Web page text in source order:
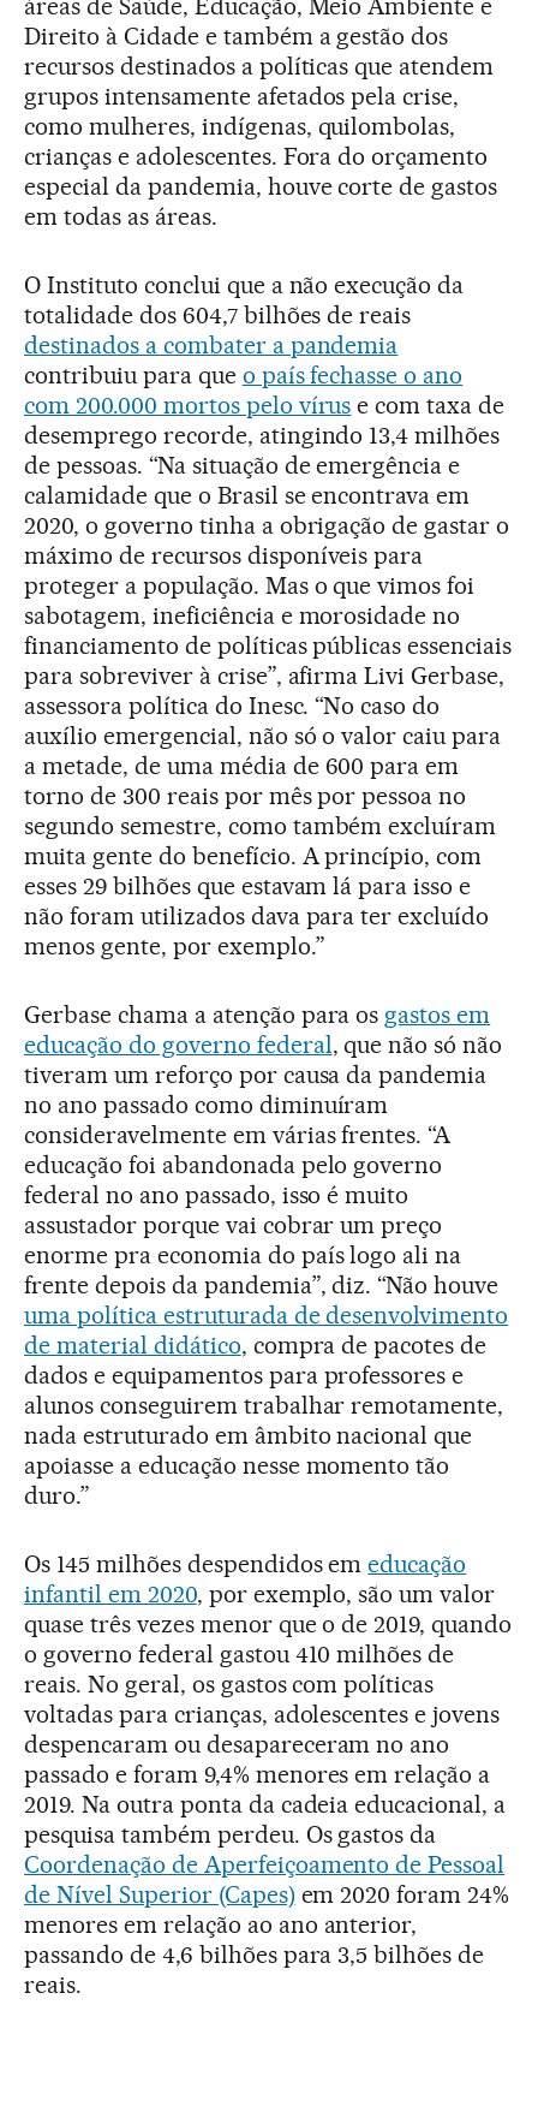
Direito à Cidade e também a gestão dos
recursos destinados a políticas que atendem
grupos intensamente afetados pela crise,
como mulheres, indígenas, quilombolas,
crianças e adolescentes. Fora do orçamento
especial da pandemia, houve corte de gastos
em todas as áreas.
O Instituto conclui que a não execução da
totalidade dos 604,7 bilhões de reais
destinados a combater a pandemia
contribuiu para que o país fechasse o ano
com 200.000 mortos pelo vírus e com taxa de
desemprego recorde, atingindo 13,4 milhões
de pessoas. “Na situação de emergência e
calamidade que o Brasil se encontrava em
2020, o governo tinha a obrigação de gastar o
máximo de recursos disponíveis para
proteger a população. Mas o que vimos foi
sabotagem, ineficiência e morosidade no
financiamento de políticas públicas essenciais
para sobreviver à crise”, afirma Livi Gerbase,
assessora política do Inesc. “No caso do
auxílio emergencial, não só o valor caiu para
a metade, de uma média de 600 para em
torno de 300 reais por mês por pessoa no
segundo semestre, como também excluíram
muita gente do benefício. A princípio, com
esses 29 bilhões que estavam lá para isso e
não foram utilizados dava para ter excluído
menos gente, por exemplo.”
Gerbase chama a atenção para os gastos em
educação do governo federal, que não só não
tiveram um reforço por causa da pandemia
no ano passado como diminuíram
consideravelmente em várias frentes. “A
educação foi abandonada pelo governo
federal no ano passado, isso é muito
assustador porque vai cobrar um preço
enorme pra economia do país logo ali na
frente depois da pandemia”, diz. “Não houve
uma política estruturada de desenvolvimento
de material didático, compra de pacotes de
dados e equipamentos para professores e
alunos conseguirem trabalhar remotamente,
nada estruturado em âmbito nacional que
apoiasse a educação nesse momento tão
duro.”
Os 145 milhões despendidos emeducação
infantil em 2020, por exemplo, são um valor
quase três vezes menor que o de 2019, quando
o governo federal gastou 410 milhões de
reais. No geral, os gastos com políticas
voltadas para crianças, adolescentes e jovens
despencaram ou desapareceram no ano
passado e foram 9,4% menores em relação a
2019. Na outra ponta da cadeia educacional, a
pesquisa também perdeu. Os gastos da
Coordenação de Aperfeiçoamento de Pessoal
de Nível Superior (Capes) em 2020 foram 24%
menores em relação ao ano anterior,
passando de 4,6 bilhões para 3,5 bilhões de
reais.